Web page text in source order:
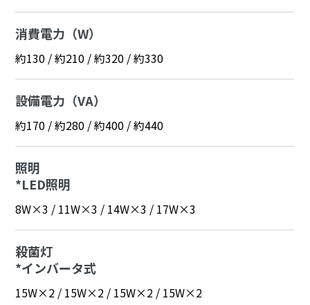
消費電力（W）
約130 / 約210 / 約320 / 約330
設備電力（VA）
約170 / 約280 / 約400 / 約440
照明
*LED照明
8W×3 / 11W×3 / 14W×3 / 17W×3
殺菌灯
*インバータ式
15W×2 / 15W×2 / 15W×2 / 15W×2